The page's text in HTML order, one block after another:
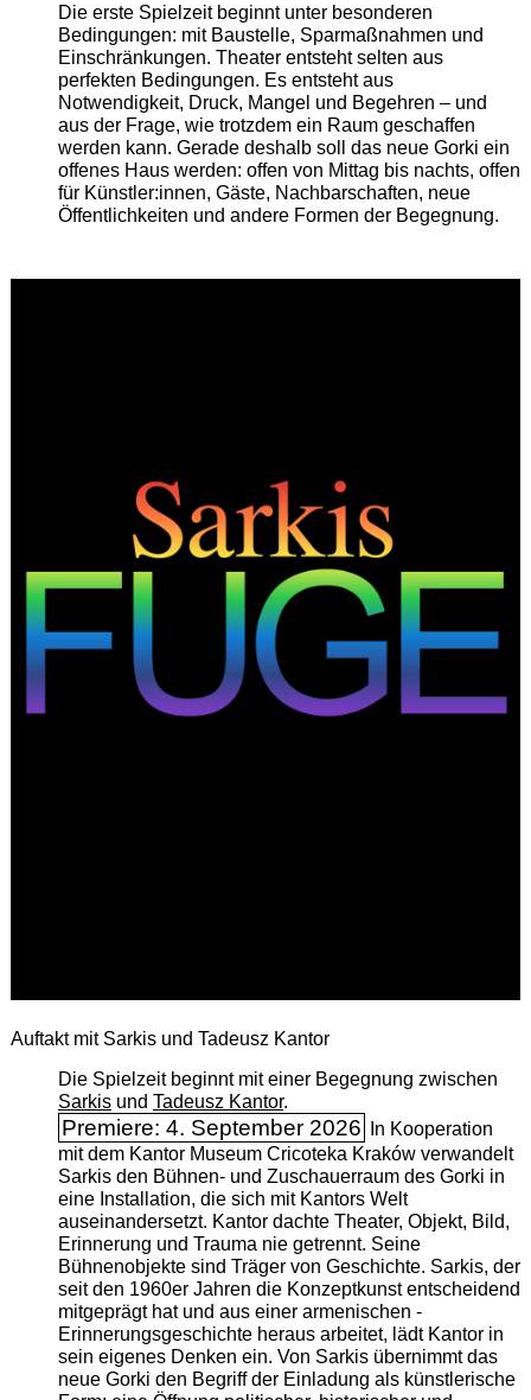
Die erste Spielzeit beginnt unter besonderen
Bedingungen: mit Baustelle, Sparmaßnahmen und
Einschränkungen. Theater entsteht selten aus
perfekten Bedingungen. Es entsteht aus
Notwendigkeit, Druck, Mangel und Begehren – und
aus der Frage, wie trotzdem ein Raum geschaffen
werden kann. Gerade deshalb soll das neue Gorki ein
offenes Haus werden: offen von Mittag bis nachts, offen
für Künstler:innen, Gäste, Nachbarschaften, neue
Öffentlichkeiten und andere Formen der Begegnung.
Auftakt mit Sarkis und Tadeusz Kantor
Die Spielzeit beginnt mit einer Begegnung zwischen
Sarkisund Tadeusz Kantor.
Premiere: 4. September 2026
In Kooperation
mit dem Kantor Museum Cricoteka Kraków verwandelt
Sarkis den Bühnen- und Zuschauerraum des Gorki in
eine Installation, die sich mit Kantors Welt
auseinandersetzt. Kantor dachte Theater, Objekt, Bild,
Erinnerung und Trauma nie getrennt. Seine
Bühnenobjekte sind Träger von Geschichte. Sarkis, der
seit den 1960er Jahren die Konzeptkunst entscheidend
mitgeprägt hat und aus einer armenischen ­
Erinnerungsgeschichte heraus arbeitet, lädt Kantor in
sein eigenes Denken ein. Von Sarkis übernimmt das
neue Gorki den Begriff der Einladung als künstlerische